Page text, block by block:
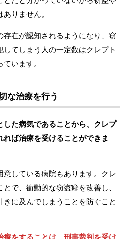
りません。
存在が認知されるようになり、窃
てしまう人の一定数はクレプト
います。
な治療を行う
した病気であることから、クレプ
れば治療を受けることができま
している病院もあります。クレ
で、衝動的な窃盗癖を改善し、
に及んでしまうことを防ぐこと